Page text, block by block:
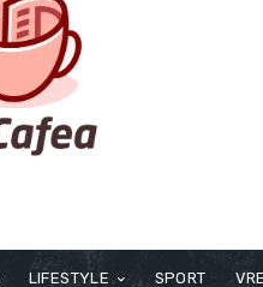
LIFESTYLE SPORT